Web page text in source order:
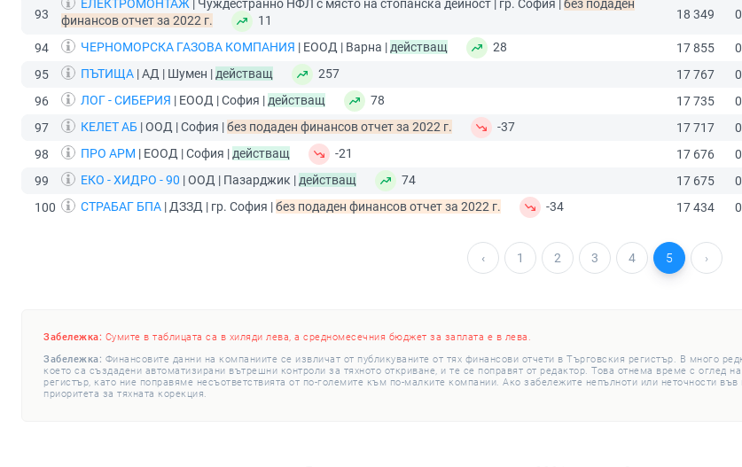
93
ЕЛЕКТРОМОНТАЖ | Чуждестранно НФЛ с място на стопанска дейност | гр. София | без подаден
финансов отчет за 2022 г.
11 18 349
94 ЧЕРНОМОРСКА ГАЗОВА КОМПАНИЯ | ЕООД | Варна | действащ 28 17 855
95
ПЪТИЩА | АД | Шумен | действащ 257 17 767
96
ЛОГ - СИБЕРИЯ | ЕООД | София | действащ 78 17 735
97
КЕЛЕТ АБ | ООД | София |без подаден финансов отчет за 2022 г. -37 17 717
98
ПРО АРМ | ЕООД | София | действащ -21 17 676
99
ЕКО - ХИДРО - 90 | ООД | Пазарджик | действащ 74 17 675
100
СТРАБАГ БПА | ДЗЗД | гр. София |без подаден финансов отчет за 2022 г. -34 17 434
‹ 1 2 3 4 5 ›
Забележка: Сумите в таблицата са в хиляди лева, а средномесечния бюджет за заплата е в лева.
Забележка: Финансовите данни на компаниите се извличат от публикуваните от тях финансови отчети в Търговския регистър. В много
което са създадени автоматизирани вътрешни контроли за тяхното откриване, и те се поправят от редактор. Това отнема време с оглед
регистър, като ние поправяме несъответствията от по-големите към по-малките компании. Ако забележите непълноти или неточности
приоритета за тяхната корекция.